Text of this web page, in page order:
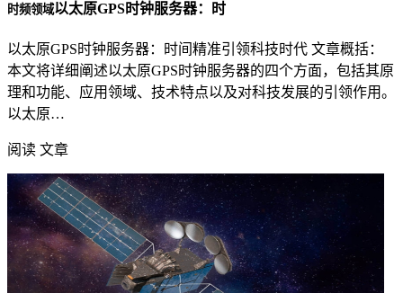
时频领域以太原GPS时钟服务器：时
以太原GPS时钟服务器：时间精准引领科技时代 文章概括：
本文将详细阐述以太原GPS时钟服务器的四个方面，包括其原
理和功能、应用领域、技术特点以及对科技发展的引领作用。
以太原…
阅读 文章